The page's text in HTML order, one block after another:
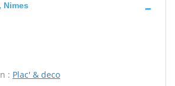
Nimes
: Plac' & deco